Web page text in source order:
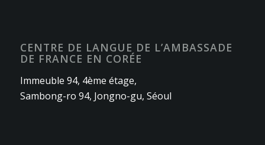
CENTRE DE LANGUE DE L’AMBASSADE
DE FRANCE EN CORÉE
Immeuble 94, 4ème étage,
Sambong-ro 94, Jongno-gu, Séoul